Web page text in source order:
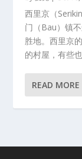
西里京（
门（Bau）镇
胜地。西里京
的村屋，有些
READ MORE